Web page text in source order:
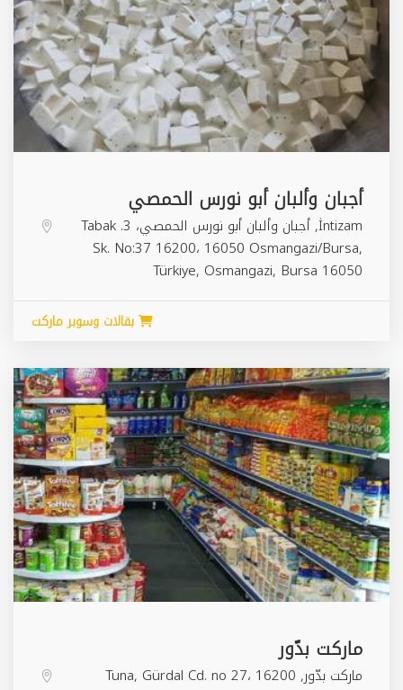
أجبان وألبان أبو نورس الحمصي
İntizam, أجبان وألبان أبو نورس الحمصي، 3. Tabak
Sk. No:37 16200، 16050 Osmangazi/Bursa,
Türkiye, Osmangazi, Bursa 16050
بقالات وسوبر ماركت
ماركت بدّور
ماركت بدّور, Tuna, Gürdal Cd. no 27، 16200